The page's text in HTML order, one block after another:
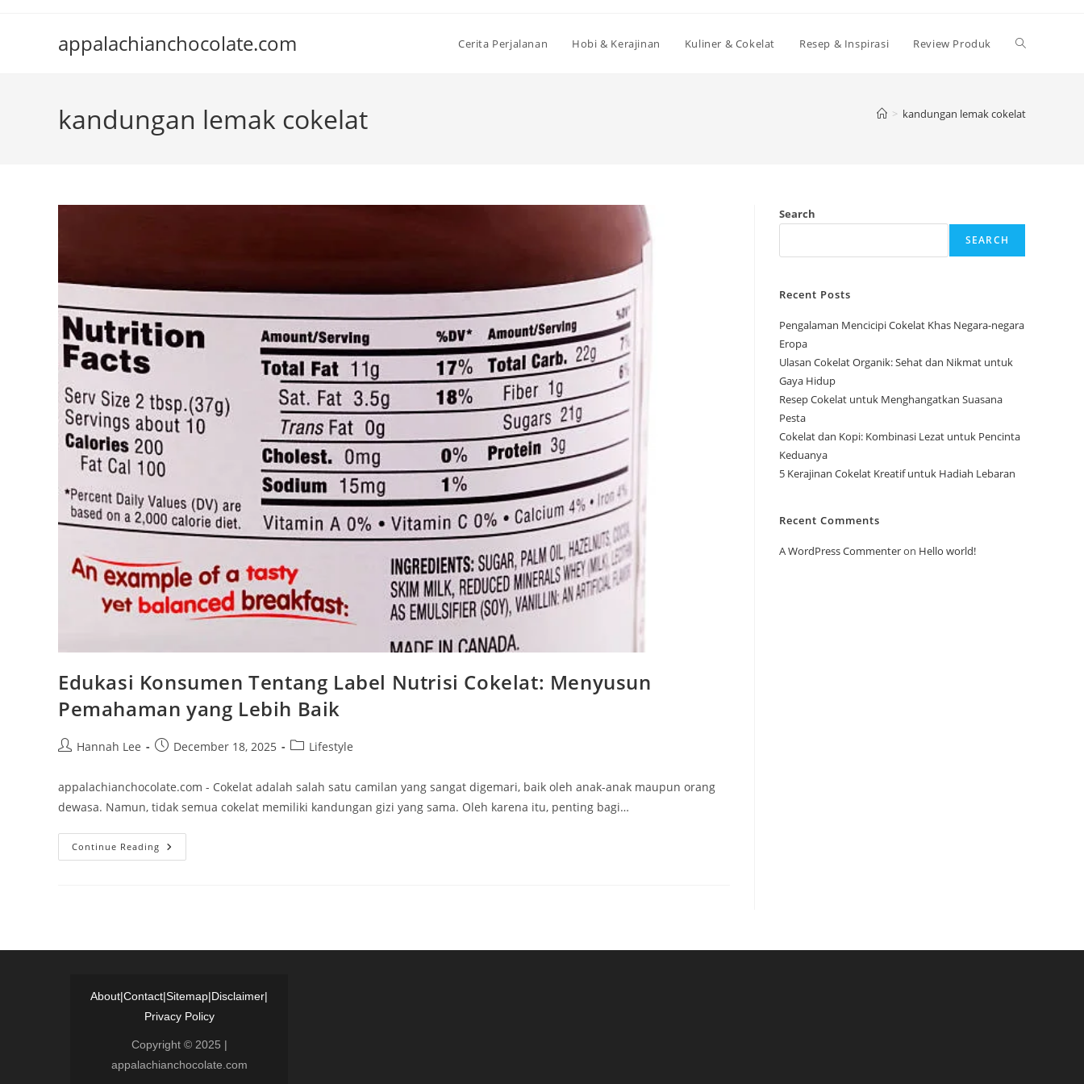
appalachianchocolate.com Cerita Perjalanan Hobi & Kerajinan Kuliner & Cokelat Resep & Inspirasi Review Produk Toggle
kandungan lemak cokelat > kandungan lemak cokelat
Edukasi Konsumen Tentang Label Nutrisi Cokelat: Menyusun
Pemahaman yang Lebih Baik
PostHannah Lee
PostDecember 18, 2025
PostLifestyle
appalachianchocolate.com - Cokelat adalah salah satu camilan yang sangat digemari, baik oleh anak-anak maupun orang
dewasa. Namun, tidak semua cokelat memiliki kandungan gizi yang sama. Oleh karena itu, penting bagi…
Continue Reading Edukasi
Konsumen
Lebih
Search
SEARCH
Recent Posts
Pengalaman Mencicipi Cokelat Khas Negara-negara
Eropa
Ulasan Cokelat Organik: Sehat dan Nikmat untuk
Gaya Hidup
Resep Cokelat untuk Menghangatkan Suasana
Pesta
Cokelat dan Kopi: Kombinasi Lezat untuk Pencinta
Keduanya
5 Kerajinan Cokelat Kreatif untuk Hadiah Lebaran
Recent Comments
A WordPress Commenteron Hello world!
About|Contact|Sitemap|Disclaimer|
Privacy Policy
Copyright © 2025 |
appalachianchocolate.com